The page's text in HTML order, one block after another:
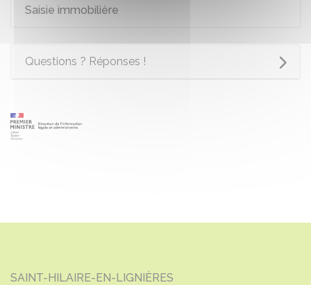
Saisie immobilière
Questions ? Réponses !
SAINT-HILAIRE-EN-LIGNIÈRES